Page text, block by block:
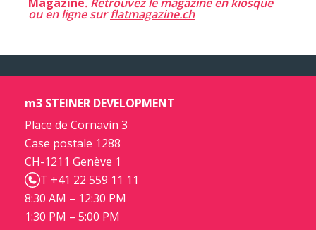
ou en ligne surflatmagazine.ch
m3 STEINER DEVELOPMENT
Place de Cornavin 3
Case postale 1288
CH-1211 Genève 1
T +41 22 559 11 11
8:30 AM – 12:30 PM
1:30 PM – 5:00 PM